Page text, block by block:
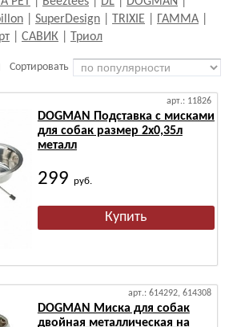
SuperDesign TRIXIE ГАММА
САВИК Триол
Сортировать
арт.: 11826
DOGMAN Подставка с мисками
для собак размер 2х0,35л
металл
299 руб.
арт.: 614292, 614308
DOGMAN Миска для собак
двойная металлическая на